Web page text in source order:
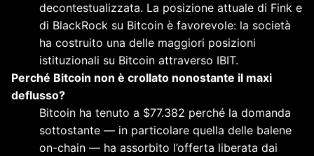
decontestualizzata. La posizione attuale di Fink e
di BlackRock su Bitcoin è favorevole: la società
ha costruito una delle maggiori posizioni
istituzionali su Bitcoin attraverso IBIT.
Perché Bitcoin non è crollato nonostante il maxi
deflusso?
Bitcoin ha tenuto a $77.382 perché la domanda
sottostante — in particolare quella delle balene
on-chain — ha assorbito l’offerta liberata dai